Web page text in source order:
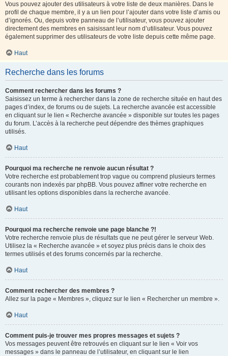
Vous pouvez ajouter des utilisateurs à votre liste de deux manières. Dans le
profil de chaque membre, il y a un lien pour l’ajouter dans votre liste d’amis ou
d’ignorés. Ou, depuis votre panneau de l’utilisateur, vous pouvez ajouter
directement des membres en saisissant leur nom d’utilisateur. Vous pouvez
également supprimer des utilisateurs de votre liste depuis cette même page.
Haut
Recherche dans les forums
Comment rechercher dans les forums ?
Saisissez un terme à rechercher dans la zone de recherche située en haut des
pages d’index, de forums ou de sujets. La recherche avancée est accessible
en cliquant sur le lien « Recherche avancée » disponible sur toutes les pages
du forum. L’accès à la recherche peut dépendre des thèmes graphiques
utilisés.
Haut
Pourquoi ma recherche ne renvoie aucun résultat ?
Votre recherche est probablement trop vague ou comprend plusieurs termes
courants non indexés par phpBB. Vous pouvez affiner votre recherche en
utilisant les options disponibles dans la recherche avancée.
Haut
Pourquoi ma recherche renvoie une page blanche ?!
Votre recherche renvoie plus de résultats que ne peut gérer le serveur Web.
Utilisez la « Recherche avancée » et soyez plus précis dans le choix des
termes utilisés et des forums concernés par la recherche.
Haut
Comment rechercher des membres ?
Allez sur la page « Membres », cliquez sur le lien « Rechercher un membre ».
Haut
Comment puis-je trouver mes propres messages et sujets ?
Vos messages peuvent être retrouvés en cliquant sur le lien « Voir vos
messages » dans le panneau de l’utilisateur, en cliquant sur le lien